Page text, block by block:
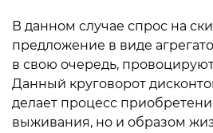
В данном случае спрос на
предложение в виде
в свою очередь,
Данный круговорот
делает процесс
выживания, но и образом